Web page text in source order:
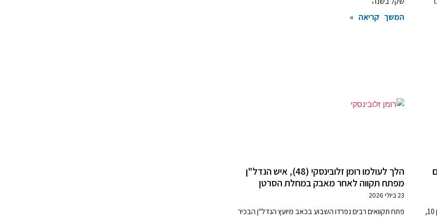
המשך קריאה »
המתחם העסקי הבוטיקי, ברחוב עזרא גבאי 3 פינת משה דיין 10,
הלך לעולמו רומן זלובינסקי (48), איש הנדל"ן
מפתח תקווה לאחר מאבק במחלת הסרטן
23 ביולי 2026
פתח תקוואים רבים נפרדו השבוע בכאב מיועץ הנדל"ן הבכיר